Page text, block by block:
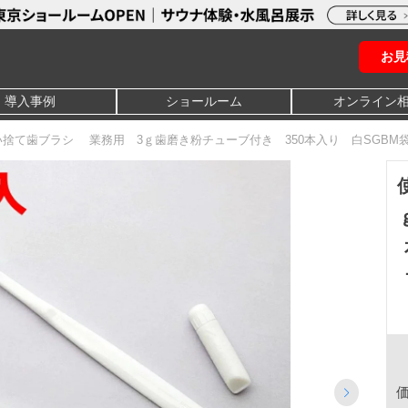
お
導入事例 ショールーム オンライン
捨て歯ブラシ 業務用 3ｇ歯磨き粉チューブ付き 350本入り 白